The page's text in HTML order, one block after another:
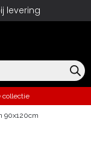
levering
collectie
90x120cm